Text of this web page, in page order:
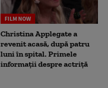
FILM NOW
Christina Applegate a
revenit acasă, după patru
luni în spital. Primele
informații despre actriță